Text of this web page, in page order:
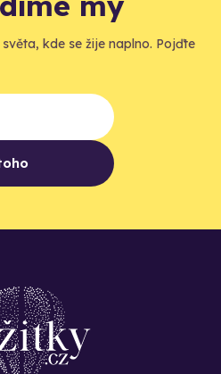
kde se žije naplno. Pojďte